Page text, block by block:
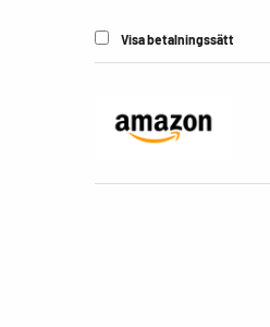
Visa betalningssätt